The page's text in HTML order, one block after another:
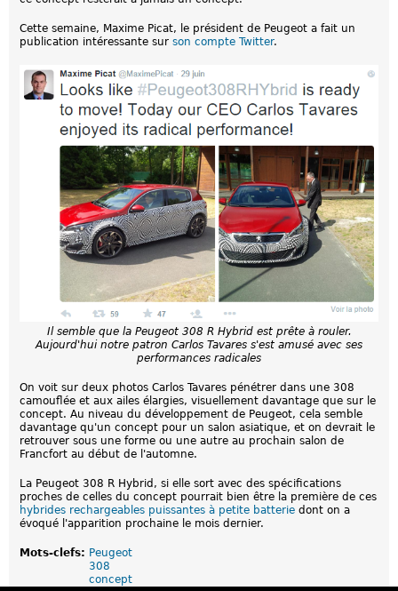
Cette semaine, Maxime Picat, le président de Peugeot a fait un
publication intéressante sur son compte Twitter.
Il semble que la Peugeot 308 R Hybrid est prête à rouler.
Aujourd'hui notre patron Carlos Tavares s'est amusé avec ses
performances radicales
On voit sur deux photos Carlos Tavares pénétrer dans une 308
camouflée et aux ailes élargies, visuellement davantage que sur le
concept. Au niveau du développement de Peugeot, cela semble
davantage qu'un concept pour un salon asiatique, et on devrait le
retrouver sous une forme ou une autre au prochain salon de
Francfort au début de l'automne.
La Peugeot 308 R Hybrid, si elle sort avec des spécifications
proches de celles du concept pourrait bien être la première de ces
hybrides rechargeables puissantes à petite batterie dont on a
évoqué l'apparition prochaine le mois dernier.
Mots-clefs: Peugeot
308
concept